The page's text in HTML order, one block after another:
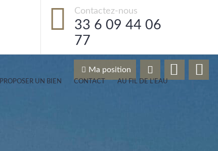
Contactez-nous
33 6 09 44 06
77
PROPOSER UN BIEN CONTACT AU FIL DE L’EAU
Ma position